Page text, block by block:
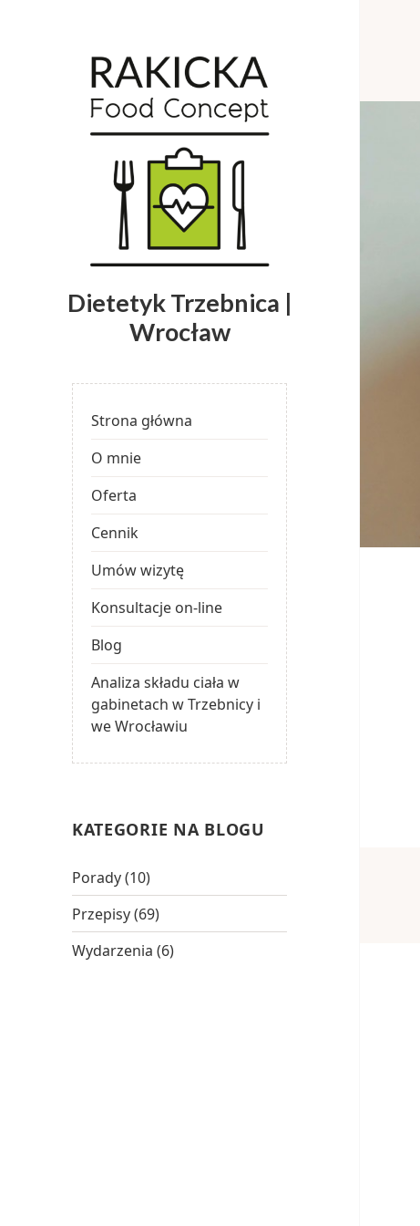
Dietetyk Trzebnica |
Wrocław
Strona główna
O mnie
Oferta
Cennik
Umów wizytę
Konsultacje on-line
Blog
Analiza składu ciała w
gabinetach w Trzebnicy i
we Wrocławiu
KATEGORIE NA BLOGU
Porady(10)
Przepisy(69)
Wydarzenia (6)